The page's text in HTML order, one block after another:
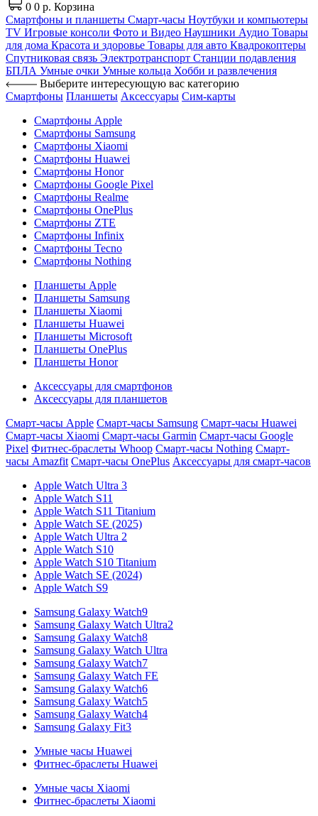
0 0 р. Корзина
Смартфоны и планшеты Смарт-часы Ноутбуки и компьютеры
TV Игровые консоли Фото и Видео Наушники Аудио Товары
для дома Красота и здоровье Товары для авто Квадрокоптеры
Спутниковая связь Электротранспорт Станции подавления
БПЛА Умные очки Умные кольца Хобби и развлечения
Выберите интересующую вас категорию
Смартфоны Планшеты Аксессуары Сим-карты
Смартфоны Apple
Смартфоны Samsung
Смартфоны Xiaomi
Смартфоны Huawei
Смартфоны Honor
Смартфоны Google Pixel
Смартфоны Realme
Смартфоны OnePlus
Смартфоны ZTE
Смартфоны Infinix
Смартфоны Tecno
Смартфоны Nothing
Планшеты Apple
Планшеты Samsung
Планшеты Xiaomi
Планшеты Huawei
Планшеты Microsoft
Планшеты OnePlus
Планшеты Honor
Аксессуары для смартфонов
Аксессуары для планшетов
Смарт-часы Apple Смарт-часы Samsung Смарт-часы Huawei
Смарт-часы Xiaomi Смарт-часы Garmin Смарт-часы Google
Pixel Фитнес-браслеты Whoop Смарт-часы Nothing Смарт-
часы Amazfit Смарт-часы OnePlus Аксессуары для смарт-часов
Apple Watch Ultra 3
Apple Watch S11
Apple Watch S11 Titanium
Apple Watch SE (2025)
Apple Watch Ultra 2
Apple Watch S10
Apple Watch S10 Titanium
Apple Watch SE (2024)
Apple Watch S9
Samsung Galaxy Watch9
Samsung Galaxy Watch Ultra2
Samsung Galaxy Watch8
Samsung Galaxy Watch Ultra
Samsung Galaxy Watch7
Samsung Galaxy Watch FE
Samsung Galaxy Watch6
Samsung Galaxy Watch5
Samsung Galaxy Watch4
Samsung Galaxy Fit3
Умные часы Huawei
Фитнес-браслеты Huawei
Умные часы Xiaomi
Фитнес-браслеты Xiaomi